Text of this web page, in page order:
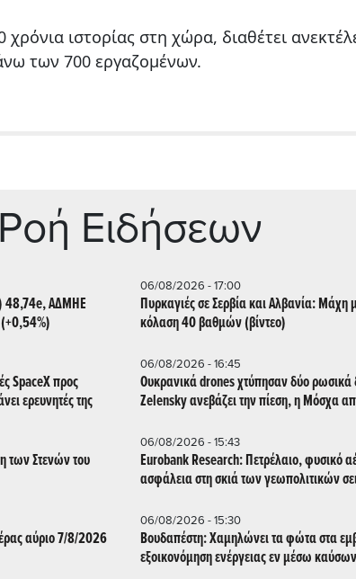
χρόνια ιστορίας στη χώρα, διαθέτει
των 700 εργαζομένων.
Ρoή Ειδήσεων
48,74e, ΑΔΜΗΕ
06/08/2026 - 17:00
Πυρκαγιές σε Σερβία και Αλβανία: Μάχη
κόλαση 40 βαθμών (βίντεο)
SpaceX προς
ερευνητές της
06/08/2026 - 16:45
Ουκρανικά drones χτύπησαν δύο ρωσικά
Zelensky ανεβάζει την πίεση, η Μόσχα
των Στενών του
06/08/2026 - 15:43
Eurobank Research: Πετρέλαιο, φυσικό
ασφάλεια στη σκιά των γεωπολιτικών
αύριο 7/8/2026
06/08/2026 - 15:30
Βουδαπέστη: Χαμηλώνει τα φώτα στα
εξοικονόμηση ενέργειας εν μέσω